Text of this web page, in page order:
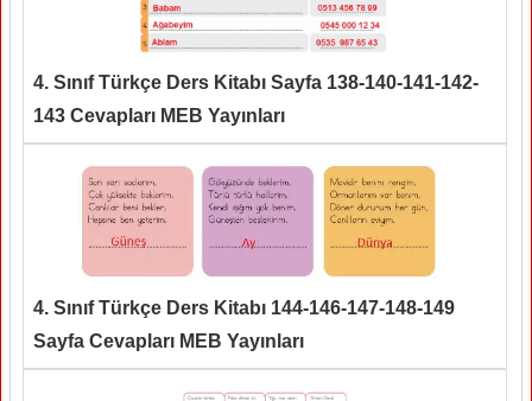
4. Sınıf Türkçe Ders Kitabı Sayfa 138-140-141-142-
143 Cevapları MEB Yayınları
4. Sınıf Türkçe Ders Kitabı 144-146-147-148-149
Sayfa Cevapları MEB Yayınları